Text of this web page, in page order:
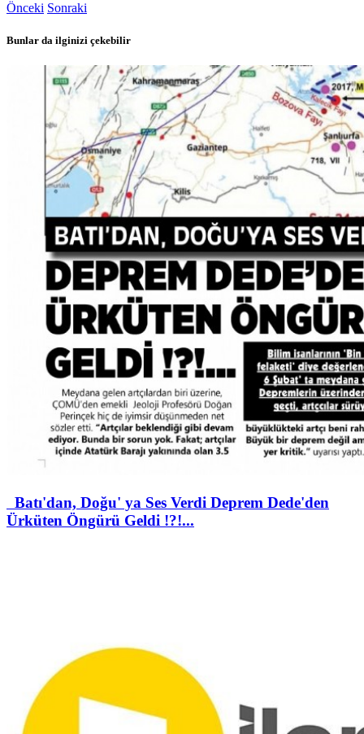
Önceki Sonraki
Bunlar da ilginizi çekebilir
Batı'dan, Doğu' ya Ses Verdi Deprem Dede'den
Ürküten Öngürü Geldi !?!...